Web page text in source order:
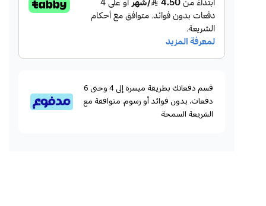
قسم دفعاتك بطريقة ميسرة إلى 4 وحتى 6
دفعات، بدون فوائد أو رسوم. متوافقة مع
الشريعة السمحة